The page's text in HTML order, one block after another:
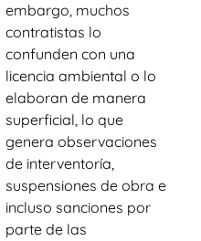
embargo, muchos
contratistas lo
confunden con una
licencia ambiental o lo
elaboran de manera
superficial, lo que
genera observaciones
de interventoría,
suspensiones de obra e
incluso sanciones por
parte de las